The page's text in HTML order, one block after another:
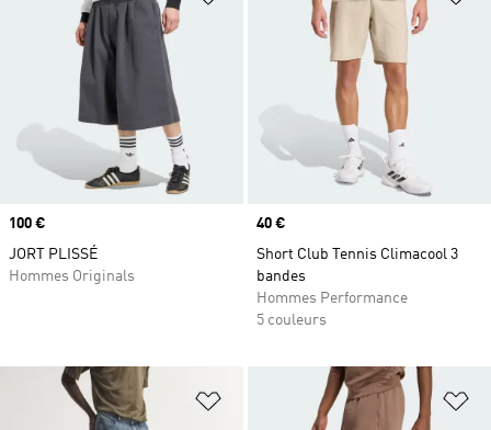
Prix
100 €
JORT PLISSÉ
Hommes Originals
Prix
40 €
Short Club Tennis Climacool 3
bandes
Hommes Performance
5 couleurs
Ajouter à la Liste de produits